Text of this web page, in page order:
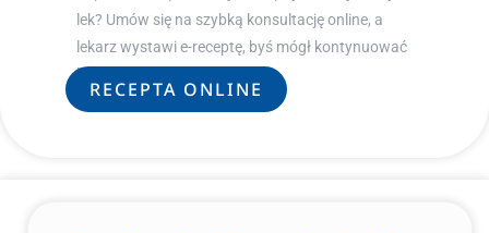
lek? Umów się na szybką konsultację online, a
lekarz wystawi e-receptę, byś mógł kontynuować
leczenie.
RECEPTA ONLINE